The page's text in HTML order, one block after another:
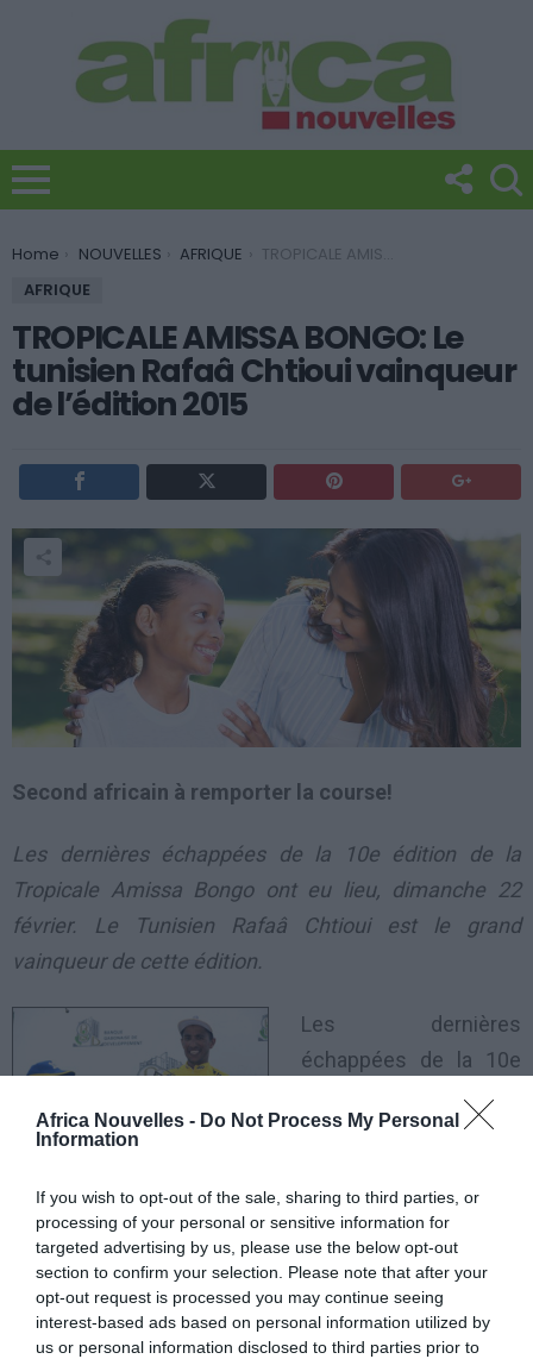
Africa Nouvelles - Do Not Process My Personal
Information
If you wish to opt-out of the sale, sharing to third parties, or
processing of your personal or sensitive information for
targeted advertising by us, please use the below opt-out
section to confirm your selection. Please note that after your
opt-out request is processed you may continue seeing
interest-based ads based on personal information utilized by
us or personal information disclosed to third parties prior to
You are here:
Home NOUVELLES AFRIQUE
TROPICALE AMISSA BONGO: Le tunisien Rafaâ Chtioui vainqueur de l’édition 2015
AFRIQUE
TROPICALE AMISSA BONGO: Le
tunisien Rafaâ Chtioui vainqueur
de l’édition 2015
Second africain à remporter la course!
Les dernières échappées de la 10e édition de la
Tropicale Amissa Bongo ont eu lieu, dimanche 22
février. Le Tunisien Rafaâ Chtioui est le grand
vainqueur de cette édition.
Les dernières
échappées de la 10e
édition de la Tropicale
Amissa Bongo ont eu
février. Le Tunisien
Rafaâ Chtioui est le grand vainqueur de cette édition.
C’est au sprint que s’est réglée la dernière étape
Akanda Libreville (127 km) de la Tropicale Amissa
Bongo 2015. Le Biélorusse de la Bretagne-Séché